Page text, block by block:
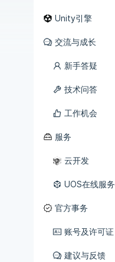
Unity引擎
交流与成长
新手答疑
技术问答
工作机会
服务
云开发
UOS在线服务
官方事务
账号及许可证
建议与反馈